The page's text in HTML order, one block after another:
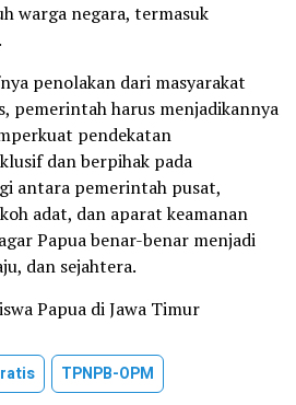
warga negara, termasuk
penolakan dari masyarakat
pemerintah harus menjadikannya
pendekatan
dan berpihak pada
antara pemerintah pusat,
adat, dan aparat keamanan
Papua benar-benar menjadi
dan sejahtera.
Papua di Jawa Timur
TPNPB-OPM